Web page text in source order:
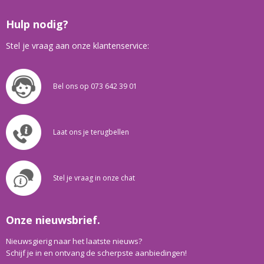
Hulp nodig?
Stel je vraag aan onze klantenservice:
Bel ons op 073 642 39 01
Laat ons je terugbellen
Stel je vraag in onze chat
Onze nieuwsbrief.
Nieuwsgierig naar het laatste nieuws?
Schijf je in en ontvang de scherpste aanbiedingen!